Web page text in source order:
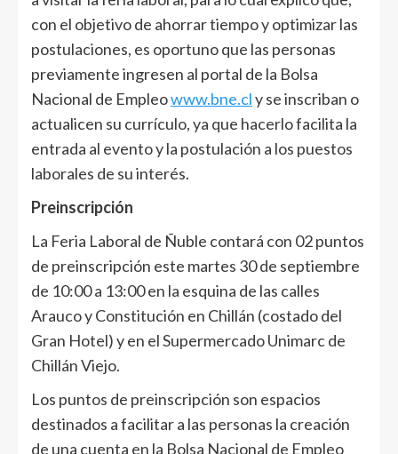
con el objetivo de ahorrar tiempo y optimizar las
postulaciones, es oportuno que las personas
previamente ingresen al portal de la Bolsa
Nacional de Empleowww.bne.cly se inscriban o
actualicen su currículo, ya que hacerlo facilita la
entrada al evento y la postulación a los puestos
laborales de su interés.
Preinscripción
La Feria Laboral de Ñuble contará con 02 puntos
de preinscripción este martes 30 de septiembre
de 10:00 a 13:00 en la esquina de las calles
Arauco y Constitución en Chillán (costado del
Gran Hotel) y en el Supermercado Unimarc de
Chillán Viejo.
Los puntos de preinscripción son espacios
destinados a facilitar a las personas la creación
de una cuenta en la Bolsa Nacional de Empleo